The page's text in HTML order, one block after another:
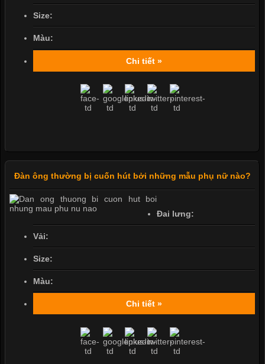
Size:
Màu:
Chi tiết »
Đàn ông thường bị cuốn hút bởi những mẫu phụ nữ nào?
Đai lưng:
Vải:
Size:
Màu:
Chi tiết »